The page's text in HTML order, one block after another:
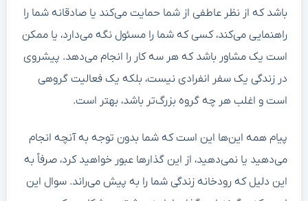
باشد که از نظر عاطفی از شما حمایت می‌کند یا صادقانه شما را
راهنمایی می‌کند، کسی که شما را مسئول نگه می‌دارد، یا ممکن
است یک مشاور باشد که هر سه کار را انجام می‌دهد. پیشروی
در زندگی یک سفر انفرادی نیست، بلکه یک فعالیت گروهی
است و اغلب هر چه گروه بزرگ‌تر باشد، بهتر است.
پیام همه این‌ها این است که شما بدون توجه به آنچه انجام
می‌دهید یا نمی‌دهید، از این گذارها عبور خواهید کرد، صرفاً به
این دلیل که رودخانه زندگی شما را به پیش می‌راند. سوال این